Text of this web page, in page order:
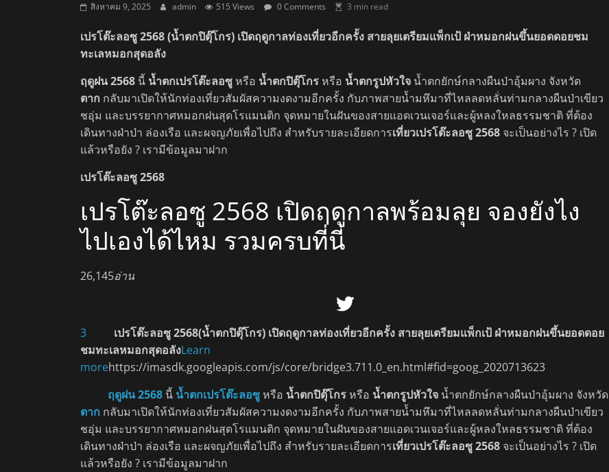
ลพบุรีสิงหาคม 9, 2025 admin 515 Views 0 Comments 3 min read
เปรโต๊ะลอซู 2568(น้ำตกปิตุ๊โกร) เปิดฤดูกาลท่องเที่ยวอีกครั้ง สายลุยเตรียมแพ็กเป้ ฝ่าหมอกฝนขึ้นยอดดอยชม
ทะเลหมอกสุดอลัง
ฤดูฝน 2568 นี้ น้ำตกเปรโต๊ะลอซู หรือ น้ำตกปิตุ๊โกร หรือ น้ำตกรูปหัวใจ น้ำตกยักษ์กลางผืนป่าอุ้มผาง จังหวัด
ตาก กลับมาเปิดให้นักท่องเที่ยวสัมผัสความงดงามอีกครั้ง กับภาพสายน้ำมหึมาที่ไหลลดหลั่นท่ามกลางผืนป่าเขียว
ชอุ่ม และบรรยากาศหมอกฝนสุดโรแมนติก จุดหมายในฝันของสายแอดเวนเจอร์และผู้หลงใหลธรรมชาติ ที่ต้อง
เดินทางฝ่าป่า ล่องเรือ และผจญภัยเพื่อไปถึง สำหรับรายละเอียดการเที่ยวเปรโต๊ะลอซู 2568 จะเป็นอย่างไร ? เปิด
แล้วหรือยัง ? เรามีข้อมูลมาฝาก
เปรโต๊ะลอซู 2568
เปรโต๊ะลอซู 2568 เปิดฤดูกาลพร้อมลุย จองยังไง
ไปเองได้ไหม รวมครบที่นี่
26,145อ่าน
3 เปรโต๊ะลอซู 2568(น้ำตกปิตุ๊โกร) เปิดฤดูกาลท่องเที่ยวอีกครั้ง สายลุยเตรียมแพ็กเป้ ฝ่าหมอกฝนขึ้นยอดดอย
ชมทะเลหมอกสุดอลังLearn
morehttps://imasdk.googleapis.com/js/core/bridge3.711.0_en.html#fid=goog_2020713623
ฤดูฝน 2568 นี้ น้ำตกเปรโต๊ะลอซู หรือ น้ำตกปิตุ๊โกร หรือ น้ำตกรูปหัวใจ น้ำตกยักษ์กลางผืนป่าอุ้มผาง จังหวัด
ตาก กลับมาเปิดให้นักท่องเที่ยวสัมผัสความงดงามอีกครั้ง กับภาพสายน้ำมหึมาที่ไหลลดหลั่นท่ามกลางผืนป่าเขียว
ชอุ่ม และบรรยากาศหมอกฝนสุดโรแมนติก จุดหมายในฝันของสายแอดเวนเจอร์และผู้หลงใหลธรรมชาติ ที่ต้อง
เดินทางฝ่าป่า ล่องเรือ และผจญภัยเพื่อไปถึง สำหรับรายละเอียดการเที่ยวเปรโต๊ะลอซู 2568 จะเป็นอย่างไร ? เปิด
แล้วหรือยัง ? เรามีข้อมูลมาฝาก